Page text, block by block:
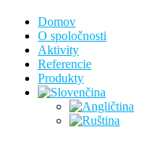
Domov
O spoločnosti
Aktivity
Referencie
Produkty